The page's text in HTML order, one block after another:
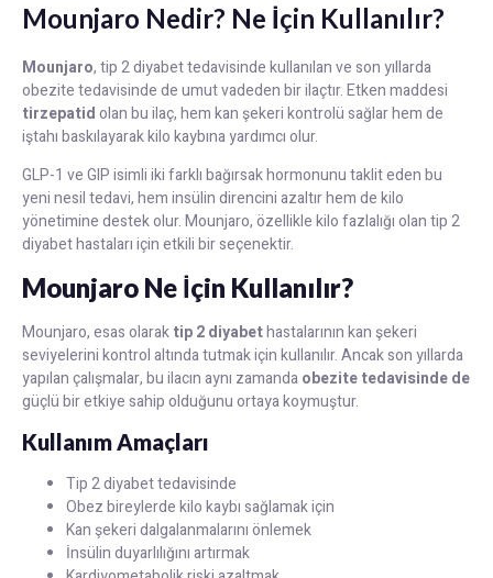
Mounjaro Nedir? Ne İçin Kullanılır?
Mounjaro, tip 2 diyabet tedavisinde kullanılan ve son yıllarda
obezite tedavisinde de umut vadeden bir ilaçtır. Etken maddesi
tirzepatidolan bu ilaç, hem kan şekeri kontrolü sağlar hem de
iştahı baskılayarak kilo kaybına yardımcı olur.
GLP-1 ve GIP isimli iki farklı bağırsak hormonunu taklit eden bu
yeni nesil tedavi, hem insülin direncini azaltır hem de kilo
yönetimine destek olur. Mounjaro, özellikle kilo fazlalığı olan tip 2
diyabet hastaları için etkili bir seçenektir.
Mounjaro Ne İçin Kullanılır?
Mounjaro, esas olaraktip 2 diyabethastalarının kan şekeri
seviyelerini kontrol altında tutmak için kullanılır. Ancak son yıllarda
yapılan çalışmalar, bu ilacın aynı zamandaobezite tedavisinde de
güçlü bir etkiye sahip olduğunu ortaya koymuştur.
Kullanım Amaçları
Tip 2 diyabet tedavisinde
Obez bireylerde kilo kaybı sağlamak için
Kan şekeri dalgalanmalarını önlemek
İnsülin duyarlılığını artırmak